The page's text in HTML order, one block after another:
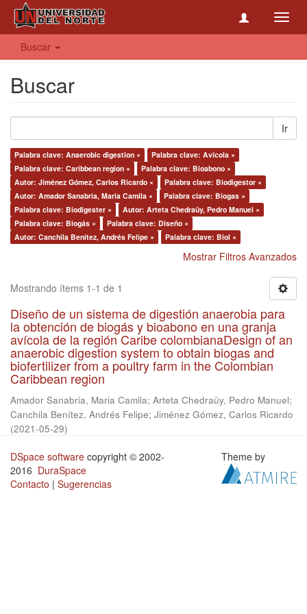
Buscar
Buscar
Ir
Palabra clave: Anaerobic digestion ×
Palabra clave: Avícola ×
Palabra clave: Caribbean region ×
Palabra clave: Bioabono ×
Autor: Jiménez Gómez, Carlos Ricardo ×
Palabra clave: Biodigestor ×
Autor: Amador Sanabria, Maria Camila ×
Palabra clave: Biogas ×
Palabra clave: Biodigester ×
Autor: Arteta Chedraüy, Pedro Manuel ×
Palabra clave: Biogás ×
Palabra clave: Diseño ×
Autor: Canchila Benítez, Andrés Felipe ×
Palabra clave: Biol ×
Mostrar Filtros Avanzados
Mostrando ítems 1-1 de 1
Diseño de un sistema de digestión anaerobia para
la obtención de biogás y bioabono en una granja
avícola de la región Caribe colombianaDesign of an
anaerobic digestion system to obtain biogas and
biofertilizer from a poultry farm in the Colombian
Caribbean region
Amador Sanabria, Maria Camila; Arteta Chedraüy, Pedro Manuel;
Canchila Benítez, Andrés Felipe; Jiménez Gómez, Carlos Ricardo
(2021-05-29)
DSpace software copyright © 2002-
2016 DuraSpace
Contacto | Sugerencias
Theme by